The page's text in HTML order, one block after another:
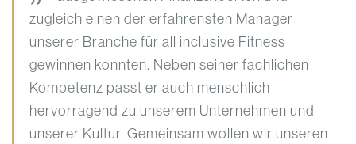
zugleich einen der erfahrensten Manager
unserer Branche für all inclusive Fitness
gewinnen konnten. Neben seiner fachlichen
Kompetenz passt er auch menschlich
hervorragend zu unserem Unternehmen und
unserer Kultur. Gemeinsam wollen wir unseren